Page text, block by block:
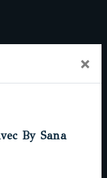
×
By Sana
Toulouse